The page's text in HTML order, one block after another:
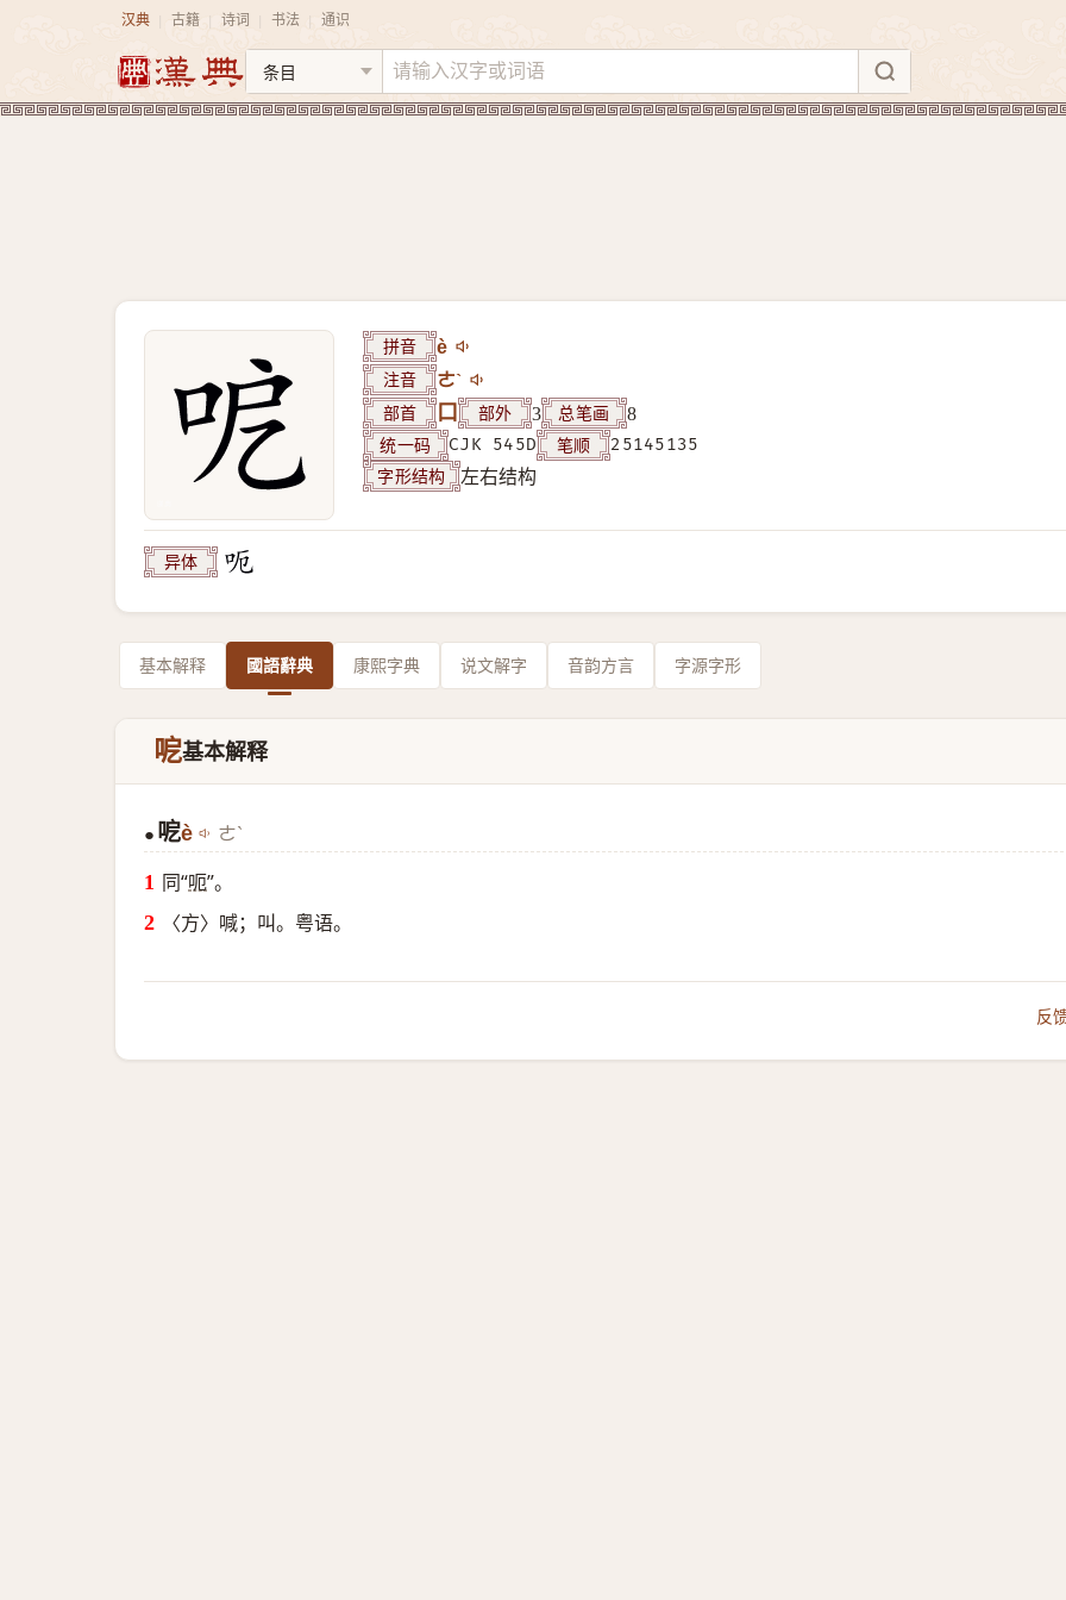
汉典 古籍 诗词 书法 通识
拼音 è
注音 ㄜˋ
部首 口 部外 3 总笔画 8
统一码 CJK 545D 笔顺 25145135
字形结构 左右结构
异体
基本解释 國語辭典 康熙字典 说文解字 音韵方言 字源字形
呝基本解释
● 呝è ㄜˋ
同“呃”。
〈方〉喊；叫。粤语。
反